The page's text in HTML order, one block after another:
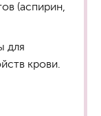
(аспирин,
для
крови.